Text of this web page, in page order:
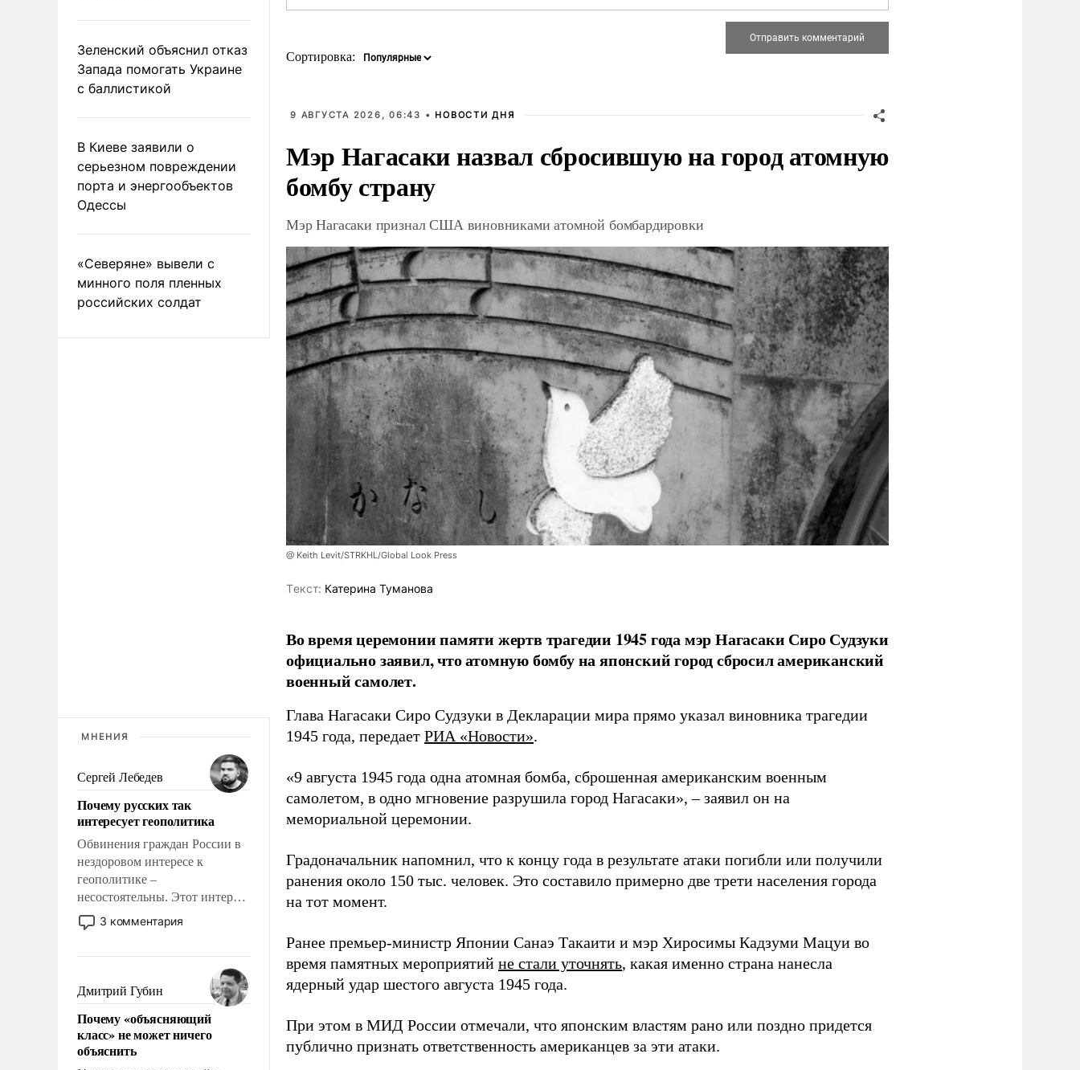
Зеленский объяснил отказ
Запада помогать Украине
с баллистикой
В Киеве заявили о
серьезном повреждении
порта и энергообъектов
Одессы
«Северяне» вывели с
минного поля пленных
российских солдат
МНЕНИЯ
Сергей Лебедев
Почему русских так
интересует геополитика
Обвинения граждан России в
нездоровом интересе к
геополитике –
несостоятельны. Этот интерес
рационален и прагматичен. Он
обусловлен тысячелетним
фундаментальным знанием,
что мировая политика имеет
свойство заявляться на порог
нашего дома.
3 комментария
Дмитрий Губин
Почему «объясняющий
класс» не может ничего
объяснить
Сортировка:
9 АВГУСТА 2026, 06:43 • НОВОСТИ ДНЯ
Мэр Нагасаки назвал сбросившую на город атомную
бомбу страну
Мэр Нагасаки признал США виновниками атомной бомбардировки
@ Keith Levit/STRKHL/Global Look Press
Tекст: Катерина Туманова
Во время церемонии памяти жертв трагедии 1945 года мэр Нагасаки Сиро Судзуки
официально заявил, что атомную бомбу на японский город сбросил американский
военный самолет.
Глава Нагасаки Сиро Судзуки в Декларации мира прямо указал виновника трагедии
1945 года, передает РИА «Новости».
«9 августа 1945 года одна атомная бомба, сброшенная американским военным
самолетом, в одно мгновение разрушила город Нагасаки», – заявил он на
мемориальной церемонии.
Градоначальник напомнил, что к концу года в результате атаки погибли или получили
ранения около 150 тыс. человек. Это составило примерно две трети населения города
на тот момент.
Ранее премьер-министр Японии Санаэ Такаити и мэр Хиросимы Кадзуми Мацуи во
время памятных мероприятий не стали уточнять, какая именно страна нанесла
ядерный удар шестого августа 1945 года.
При этом в МИД России отмечали, что японским властям рано или поздно придется
публично признать ответственность американцев за эти атаки.